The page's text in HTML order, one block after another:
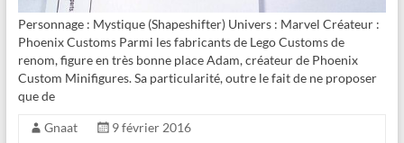
Personnage : Mystique (Shapeshifter) Univers : Marvel Créateur :
Phoenix Customs Parmi les fabricants de Lego Customs de
renom, figure en très bonne place Adam, créateur de Phoenix
Custom Minifigures. Sa particularité, outre le fait de ne proposer
que de
Gnaat
9 février 2016